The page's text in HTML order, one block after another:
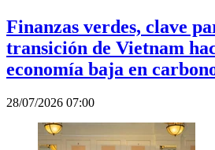
Finanzas verdes, clave
transición de Vietnam
economía baja en
28/07/2026 07:00